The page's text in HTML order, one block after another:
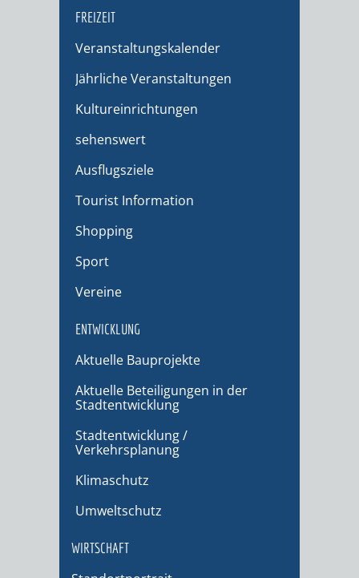
FREIZEIT
Veranstaltungskalender
Jährliche Veranstaltungen
Kultureinrichtungen
sehenswert
Ausflugsziele
Tourist Information
Shopping
Sport
Vereine
ENTWICKLUNG
Aktuelle Bauprojekte
Aktuelle Beteiligungen in der
Stadtentwicklung
Stadtentwicklung /
Verkehrsplanung
Klimaschutz
Umweltschutz
WIRTSCHAFT